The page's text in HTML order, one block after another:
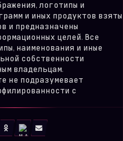
логотипы и
и иных продуктов взяты
и предназначены
целей. Все
наименования и иные
собственности
владельцам.
не подразумевает
с